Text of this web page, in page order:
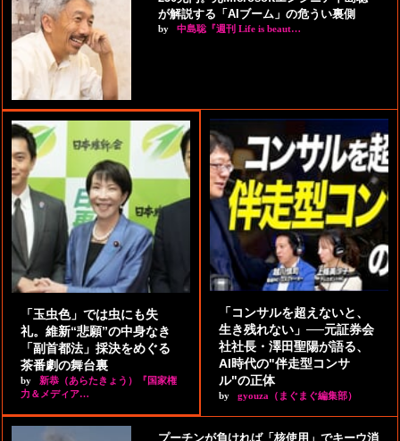
が解説する「AIブーム」の危うい裏側
by 中島聡『週刊 Life is beaut…
「玉虫色」では虫にも失
礼。維新“悲願”の中身なき
「副首都法」採決をめぐる
茶番劇の舞台裏
by
新恭（あらたきょう）『国家権
力＆メディア…
「コンサルを超えないと、
生き残れない」──元証券会
社社長・澤田聖陽が語る、
AI時代の"伴走型コンサ
ル"の正体
by gyouza（まぐまぐ編集部）
プーチンが負ければ「核使用」でキーウ消